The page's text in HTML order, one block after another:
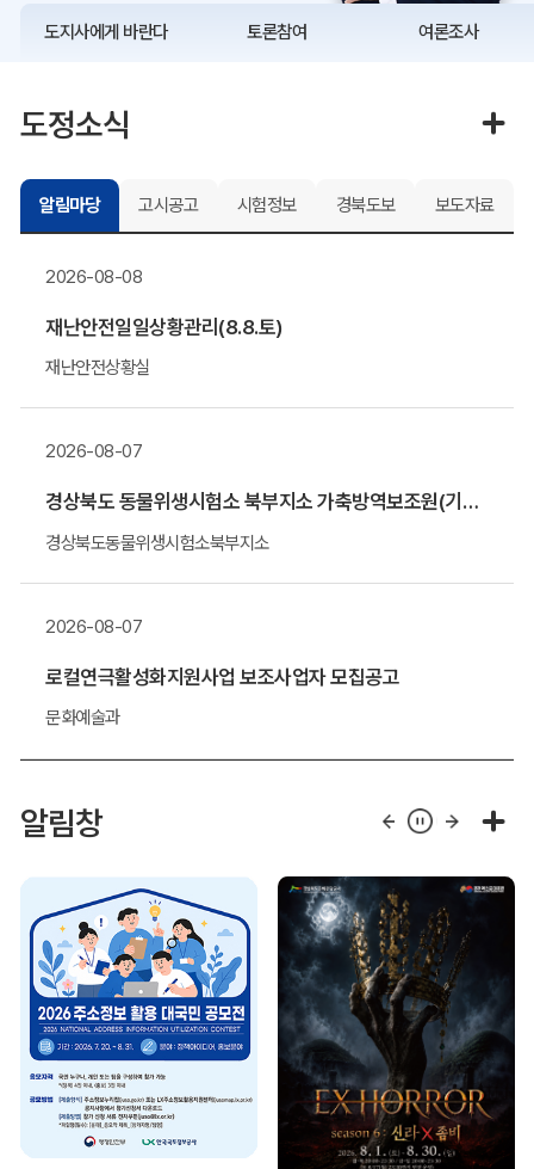
도지사에게 바란다 토론참여 여론조사
도정소식
알림마당 고시공고 시험정보 경북도보 보도자료
2026-08-08
재난안전일일상황관리(8.8.토)
재난안전상황실
2026-08-07
경상북도 동물위생시험소 북부지소 가축방역보조원(기간제 근로자) 채용 알림
경상북도동물위생시험소북부지소
2026-08-07
로컬연극활성화지원사업 보조사업자 모집공고
문화예술과
알림창